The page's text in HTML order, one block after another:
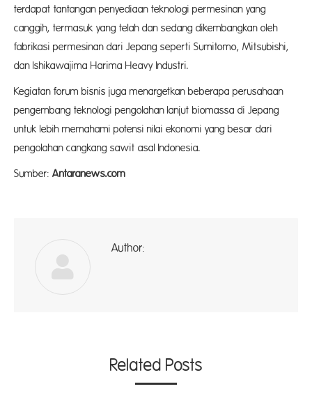
terdapat tantangan penyediaan teknologi permesinan yang
canggih, termasuk yang telah dan sedang dikembangkan oleh
fabrikasi permesinan dari Jepang seperti Sumitomo, Mitsubishi,
dan Ishikawajima Harima Heavy Industri.
Kegiatan forum bisnis juga menargetkan beberapa perusahaan
pengembang teknologi pengolahan lanjut biomassa di Jepang
untuk lebih memahami potensi nilai ekonomi yang besar dari
pengolahan cangkang sawit asal Indonesia.
Sumber: Antaranews.com
Author:
Related Posts